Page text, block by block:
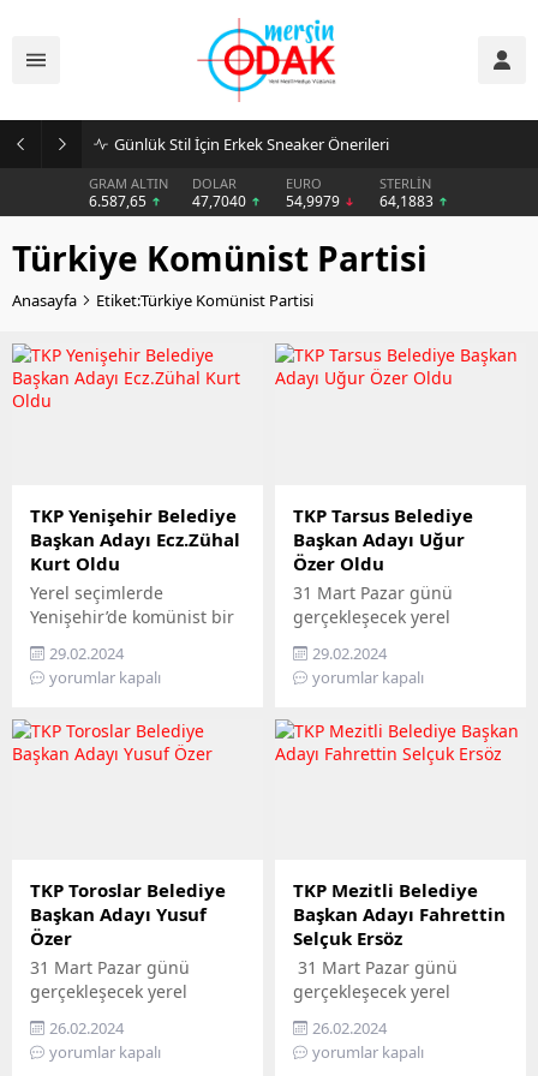
Günlük Stil İçin Erkek Sneaker Önerileri
GRAM ALTIN
6.587,65
DOLAR
47,7040
EURO
54,9979
STERLİN
64,1883
Türkiye Komünist Partisi
Anasayfa Etiket:Türkiye Komünist Partisi
TKP Yenişehir Belediye
Başkan Adayı Ecz.Zühal
Kurt Oldu
Yerel seçimlerde
Yenişehir’de komünist bir
hayata geçirmek için yola
koyulan Türkiye Komünist
Belediye Başkan Adayı
Zühal Kurt oldu. TKP
Türkiye Komünist Partisi
Yenişehir Belediye Başkanı
adayı Ecz. Zühal Kurt 1963
Antalya...
29.02.2024
yorumlar kapalı
TKP Tarsus Belediye
Başkan Adayı Uğur
Özer Oldu
31 Mart Pazar günü
gerçekleşecek yerel
komünist bir belediyecilik
anlayışını hayata geçirmek
Komünist Partisi (TKP)
Tarsus Belediye Başkan
ADAYI UĞUR ÖZER 1979
Yılında Mersinde doğdu.
45 yaşındadır. İlk...
29.02.2024
yorumlar kapalı
TKP Toroslar Belediye
Başkan Adayı Yusuf
Özer
31 Mart Pazar günü
gerçekleşecek yerel
seçimlerde Toroslar’da
komünist bir belediyecilik
anlayışını hayata geçirmek
26.02.2024
yorumlar kapalı
TKP Mezitli Belediye
Başkan Adayı Fahrettin
Selçuk Ersöz
31 Mart Pazar günü
gerçekleşecek yerel
seçimlerde Mezitli’de
komünist bir belediyecilik
anlayışını hayata geçirmek
26.02.2024
yorumlar kapalı